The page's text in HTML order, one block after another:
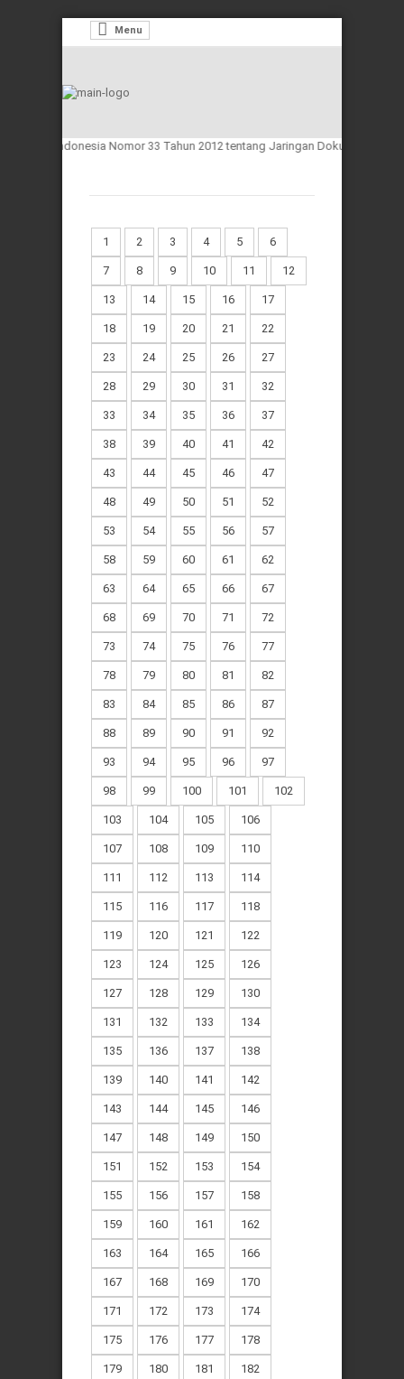
Menu
Indonesia Nomor 33 Tahun 2012 tentang Jaringan Dokumentasi dan
1 2 3 4 5 6
7 8 9 10 11 12
13 14 15 16 17
18 19 20 21 22
23 24 25 26 27
28 29 30 31 32
33 34 35 36 37
38 39 40 41 42
43 44 45 46 47
48 49 50 51 52
53 54 55 56 57
58 59 60 61 62
63 64 65 66 67
68 69 70 71 72
73 74 75 76 77
78 79 80 81 82
83 84 85 86 87
88 89 90 91 92
93 94 95 96 97
98 99 100 101 102
103 104 105 106
107 108 109 110
111 112 113 114
115 116 117 118
119 120 121 122
123 124 125 126
127 128 129 130
131 132 133 134
135 136 137 138
139 140 141 142
143 144 145 146
147 148 149 150
151 152 153 154
155 156 157 158
159 160 161 162
163 164 165 166
167 168 169 170
171 172 173 174
175 176 177 178
179 180 181 182